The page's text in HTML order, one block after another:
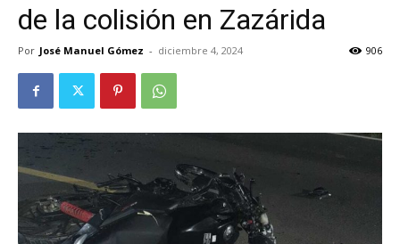
de la colisión en Zazárida
Por José Manuel Gómez - diciembre 4, 2024 906